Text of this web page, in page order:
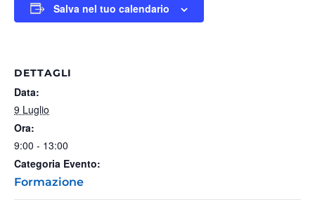
Salva nel tuo calendario
DETTAGLI
Data:
9 Luglio
Ora:
9:00 - 13:00
Categoria Evento:
Formazione